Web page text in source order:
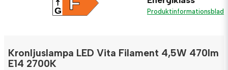
G Produktinformationsblad
Kronljuslampa LED Vita Filament 4,5W 470lm
E14 2700K